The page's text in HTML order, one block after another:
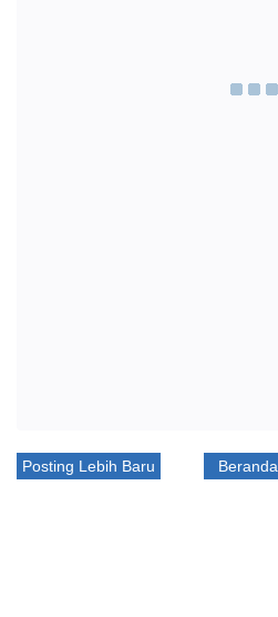
Posting Lebih Baru Beranda